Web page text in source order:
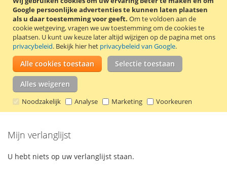
Google persoonlijke advertenties te kunnen laten plaatsen
als u daar toestemming voor geeft. Om te voldoen aan de
cookie wetgeving, vragen we uw toestemming om de cookies te
plaatsen. U kunt uw keuze later altijd wijzigen op de pagina met ons
privacybeleid. Bekijk hier het privacybeleid van Google.
Alle cookies toestaan Selectie toestaan
Alles weigeren
Noodzakelijk Analyse Marketing Voorkeuren
Rollei DS6, Rollei Prego DP4200 / DP5200 /
DP5700 / DP6200, Sealife Reefmaster DC
500, TCM Tchibo Slimline X4, Medion
Traveler (Aldi) DC-5080, Medion Traveler
(Aldi) Slimline X4 / X5 / X6, Medion Traveler
(Aldi) SuperSlim XS7, UFO DS5331 / DS5080
/ DS5332, Vivitar ViviCam 5340s, Voigtländer
Virtus D4 / D5 / D6 / D600 / S6.
Mijn verlanglijst
U hebt niets op uw verlanglijst staan.